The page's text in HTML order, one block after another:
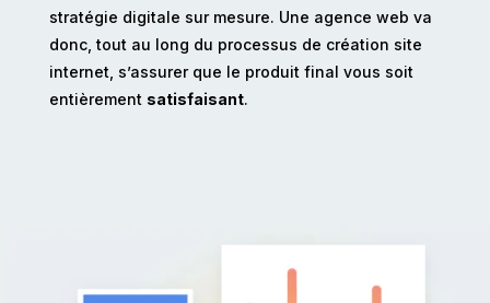
stratégie digitale sur mesure. Une agence web va
donc, tout au long du processus de création site
internet, s’assurer que le produit final vous soit
entièrement satisfaisant.